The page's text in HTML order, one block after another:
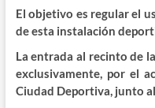
El objetivo es regular el
de esta instalación
La entrada al recinto de
exclusivamente, por el
Ciudad Deportiva, junto